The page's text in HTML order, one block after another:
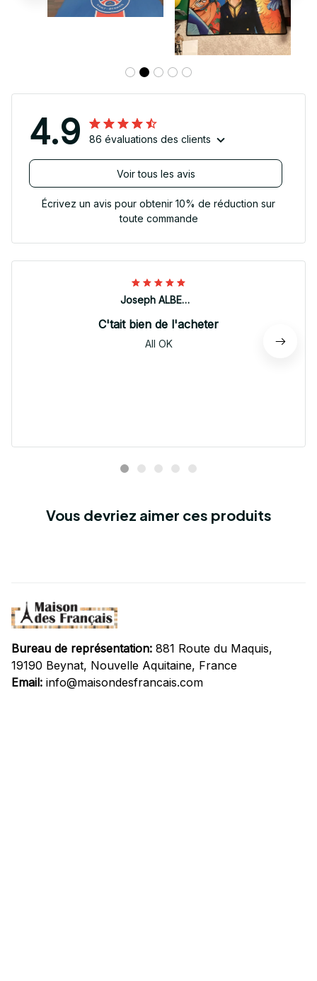
4.9 86 évaluations des clients
Voir tous les avis
Écrivez un avis pour obtenir 10% de réduction sur
toute commande
Joseph ALBERTINI
C'tait bien de l'acheter
All OK
Vous devriez aimer ces produits
Bureau de représentation: 881 Route du Maquis,
19190 Beynat, Nouvelle Aquitaine, France
Email: info@maisondesfrancais.com